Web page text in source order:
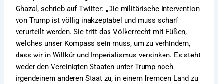
Ghazal, schrieb auf Twitter: „Die militärische Intervention
von Trump ist völlig inakzeptabel und muss scharf
verurteilt werden. Sie tritt das Völkerrecht mit Füßen,
welches unser Kompass sein muss, um zu verhindern,
dass wir in Willkür und Imperialismus versinken. Es steht
weder den Vereinigten Staaten unter Trump noch
irgendeinem anderen Staat zu, in einem fremden Land zu